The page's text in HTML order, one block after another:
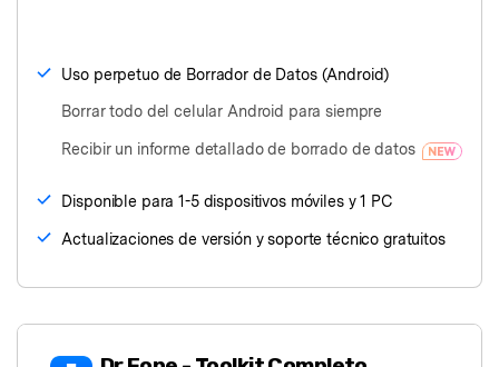
Uso perpetuo de Borrador de Datos (Android)
Borrar todo del celular Android para siempre
Recibir un informe detallado de borrado de datos
Disponible para 1-5 dispositivos móviles y 1 PC
Actualizaciones de versión y soporte técnico gratuitos